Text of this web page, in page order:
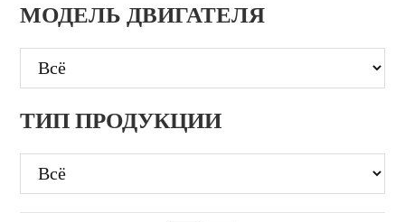
МОДЕЛЬ ДВИГАТЕЛЯ
ТИП ПРОДУКЦИИ